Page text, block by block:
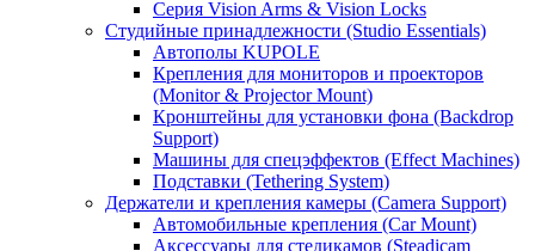
Серия Vision Arms & Vision Locks
Студийные принадлежности (Studio Essentials)
Автополы KUPOLE
Крепления для мониторов и проекторов
(Monitor & Projector Mount)
Кронштейны для установки фона (Backdrop
Support)
Машины для спецэффектов (Effect Machines)
Подставки (Tethering System)
Держатели и крепления камеры (Camera Support)
Автомобильные крепления (Car Mount)
Аксессуары для стедикамов (Steadicam